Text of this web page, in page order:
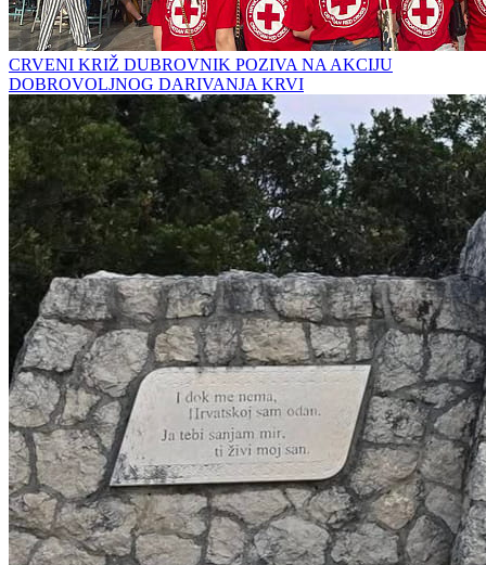
CRVENI KRIŽ DUBROVNIK POZIVA NA AKCIJU
DOBROVOLJNOG DARIVANJA KRVI